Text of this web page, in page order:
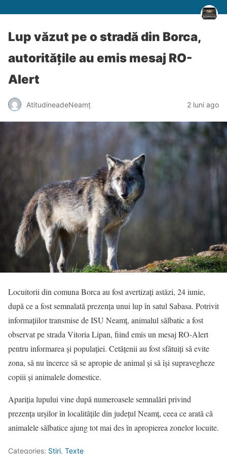
Lup văzut pe o stradă din Borca,
autoritățile au emis mesaj RO-
Alert
AtitudineadeNeamț 2 luni ago
Locuitorii din comuna Borca au fost avertizați astăzi, 24 iunie,
după ce a fost semnalată prezența unui lup în satul Sabasa. Potrivit
informațiilor transmise de ISU Neamț, animalul sălbatic a fost
observat pe strada Vitoria Lipan, fiind emis un mesaj RO-Alert
pentru informarea și populației. Cetățenii au fost sfătuiți să evite
zona, să nu încerce să se apropie de animal și să își supravegheze
copiii și animalele domestice.
Apariția lupului vine după numeroasele semnalări privind
prezența urșilor în localitățile din județul Neamț, ceea ce arată că
animalele sălbatice ajung tot mai des în apropierea zonelor locuite.
Categories: Știri, Texte